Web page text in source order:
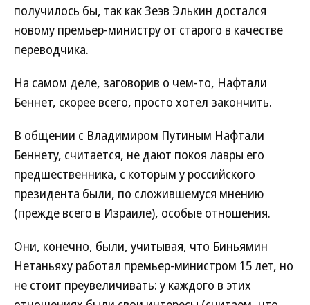
получилось бы, так как Зеэв Элькин достался
новому премьер-министру от старого в качестве
переводчика.
На самом деле, заговорив о чем-то, Нафтали
Беннет, скорее всего, просто хотел закончить.
В общении с Владимиром Путиным Нафтали
Беннету, считается, не дают покоя лавры его
предшественника, с которым у российского
президента были, по сложившемуся мнению
(прежде всего в Израиле), особые отношения.
Они, конечно, были, учитывая, что Биньямин
Нетаньяху работал премьер-министром 15 лет, но
не стоит преувеличивать: у каждого в этих